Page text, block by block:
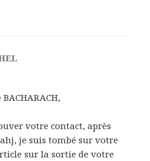
votre contact, après
je suis tombé sur votre
sur la sortie de votre